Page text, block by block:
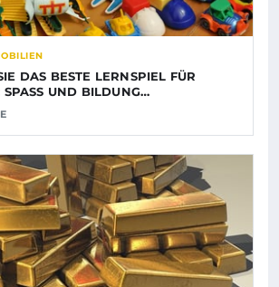
DAS BESTE LERNSPIEL FÜR
UND BILDUNG…